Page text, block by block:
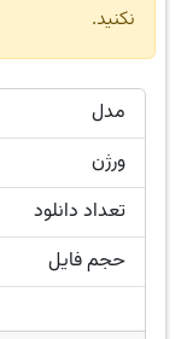
نکنید.
مدل
ورژن
تعداد دانلود
حجم فایل